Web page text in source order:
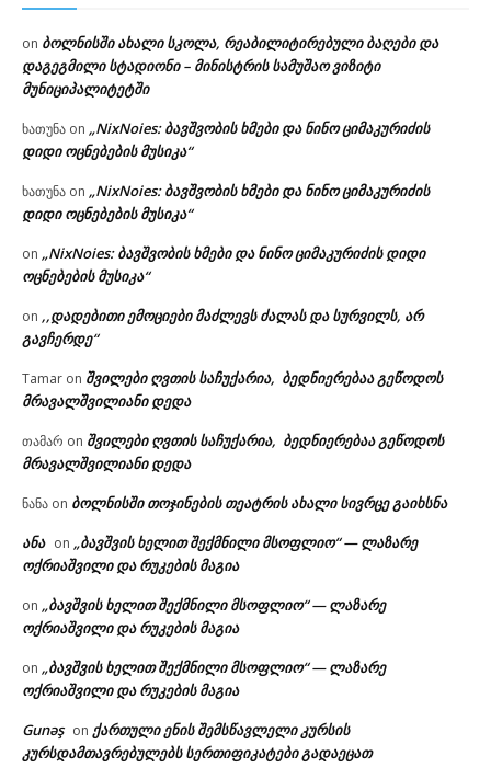
on ბოლნისში ახალი სკოლა, რეაბილიტირებული ბაღები და
დაგეგმილი სტადიონი – მინისტრის სამუშაო ვიზიტი
მუნიციპალიტეტში
ხათუნა on „NixNoies: ბავშვობის ხმები და ნინო ციმაკურიძის
დიდი ოცნებების მუსიკა“
ხათუნა on „NixNoies: ბავშვობის ხმები და ნინო ციმაკურიძის
დიდი ოცნებების მუსიკა“
on „NixNoies: ბავშვობის ხმები და ნინო ციმაკურიძის დიდი
ოცნებების მუსიკა“
on ,,დადებითი ემოციები მაძლევს ძალას და სურვილს, არ
გავჩერდე“
Tamar on შვილები ღვთის საჩუქარია, ბედნიერებაა გეწოდოს
მრავალშვილიანი დედა
თამარ on შვილები ღვთის საჩუქარია, ბედნიერებაა გეწოდოს
მრავალშვილიანი დედა
ნანა on ბოლნისში თოჯინების თეატრის ახალი სივრცე გაიხსნა
ანა on „ბავშვის ხელით შექმნილი მსოფლიო“ — ლაზარე
ოქრიაშვილი და რუკების მაგია
on „ბავშვის ხელით შექმნილი მსოფლიო“ — ლაზარე
ოქრიაშვილი და რუკების მაგია
on „ბავშვის ხელით შექმნილი მსოფლიო“ — ლაზარე
ოქრიაშვილი და რუკების მაგია
Gunəş on ქართული ენის შემსწავლელი კურსის
კურსდამთავრებულებს სერთიფიკატები გადაეცათ